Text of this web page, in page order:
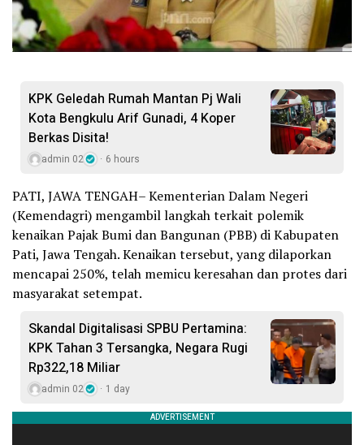
KPK Geledah Rumah Mantan Pj Wali
Kota Bengkulu Arif Gunadi, 4 Koper
Berkas Disita!
admin 02 6 hours
PATI, JAWA TENGAH– Kementerian Dalam Negeri
(Kemendagri) mengambil langkah terkait polemik
kenaikan Pajak Bumi dan Bangunan (PBB) di Kabupaten
Pati, Jawa Tengah. Kenaikan tersebut, yang dilaporkan
mencapai 250%, telah memicu keresahan dan protes dari
masyarakat setempat.
Skandal Digitalisasi SPBU Pertamina:
KPK Tahan 3 Tersangka, Negara Rugi
Rp322,18 Miliar
admin 02 1 day